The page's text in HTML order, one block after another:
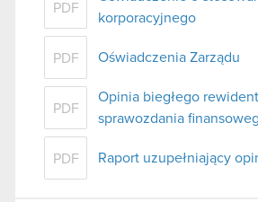
PDF
korporacyjnego
PDF Oświadczenia Zarządu
PDF
Opinia biegłego
sprawozdania
PDF Raport uzupełniający